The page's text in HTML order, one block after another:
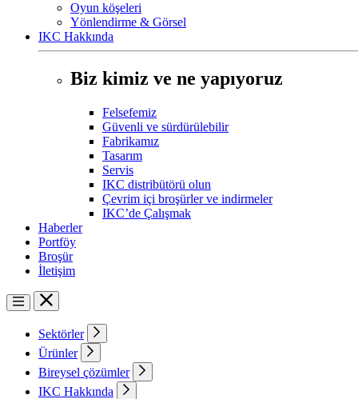
Oyun köşeleri
Yönlendirme & Görsel
IKC Hakkında
Biz kimiz ve ne yapıyoruz
Felsefemiz
Güvenli ve sürdürülebilir
Fabrikamız
Tasarım
Servis
IKC distribütörü olun
Çevrim içi broşürler ve indirmeler
IKC’de Çalışmak
Haberler
Portföy
Broşür
İletişim
Sektörler
Ürünler
Bireysel çözümler
IKC Hakkında